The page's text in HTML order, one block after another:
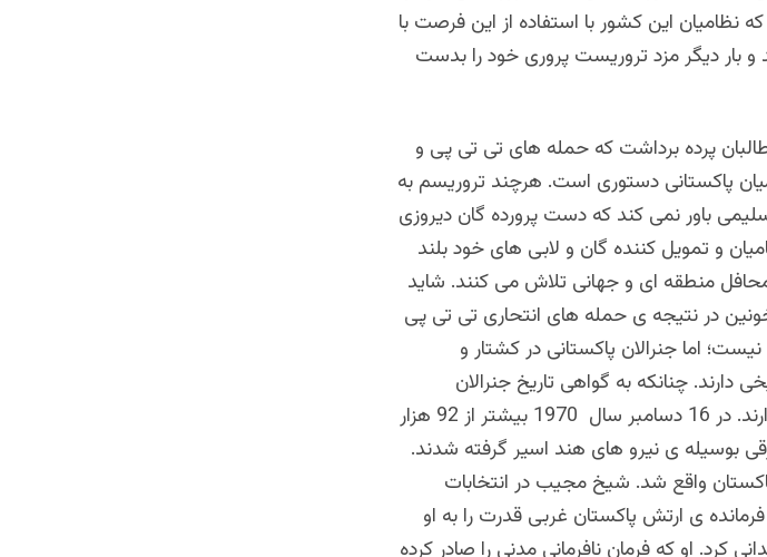
نظامیان این کشور با استفاده از این فرصت با
و بار دیگر مزد تروریست پروری خود را بدست
پرده برداشت که حمله های تی تی پی و
پاکستانی دستوری است. هرچند تروریسم به
باور نمی کند که دست پرورده گان دیروزی
و تمویل کننده گان و لابی های خود بلند
محافل منطقه ای و جهانی تلاش می کنند. شاید
در نتیجه ی حمله های انتحاری تی تی پی
اما جنرالان پاکستانی در کشتار و
چنانکه به گواهی تاریخ جنرالان
پاکستانی در خیانت به مردم این کشور نام دارند. در 16 دسامبر سال 1970 بیشتر از 92 هزار
بوسیله ی نیرو های هند اسیر گرفته شدند.
پس از انتخابات سال 1970 در پاکستان واقع شد. شیخ مجیب در انتخابات
ی ارتش پاکستان غربی قدرت را به او
او را در کراچی زندانی کرد. او که فرمان نافرمانی مدنی را صادر کرده